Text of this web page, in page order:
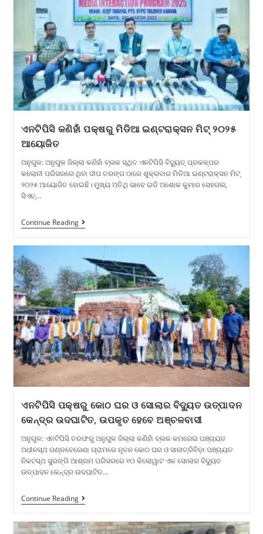
ଏନଟିପିସି କଣିହାଁ ପକ୍ଷରୁ ମିଡିଆ ଇଣ୍ଟରାକ୍ସନ ମିଟ୍ ୨୦୨୫
ଆୟୋଜିତ
ଅନୁଗୁଳ: ଅନୁଗୁଳ ଜିଲ୍ଲା କଣିହାଁ ବ୍ଲକ ସ୍ଥିତ ଏନଟିପିସି ବିଦ୍ୟୁତ୍ ପ୍ରକଳ୍ପର
କଲୋନୀ ପରିସରରେ ଥିବା ଦୀପ ତରଙ୍ଗ ଠାରେ ଶୁକ୍ରବାର ମିଡିଆ ଇଣ୍ଟରାକ୍ସନ ମିଟ୍
୨୦୨୫ ଆୟୋଜିତ ହୋଇଛି। ମୁଖ୍ୟ ଅତିଥି ଭାବେ ଇଡି ଅଶୋକ କୁମାର ସେହଗଲ,
ସିଏଚ୍…
Continue Reading
ଏନଟିପିସି ପକ୍ଷରୁ କୋଠ ଘର ଓ ସୋଲାର ବିଦ୍ୟୁତ ଉତ୍ପାଦନ
କେନ୍ଦ୍ର ଉଦଘାଟିତ, ଉପକୃତ ହେବେ ଅଞ୍ଚଳବାସୀ
ଅନୁଗୁଳ: ଏନଟିପିସି ତରଫରୁ ଅନୁଗୁଳ ଜିଲ୍ଲା କଣିହାଁ ବ୍ଲକ କମରେଇ ପଞ୍ଚାୟତ
ଅଧୀନସ୍ଥ ଗଣ୍ଡବେରେଣା ଗ୍ରାମରେ ନୂତନ କୋଠ ଘର ଓ ସାନାତ୍ରିବିଡ଼ା ପଞ୍ଚାୟତ
ନିକଟସ୍ଥ ସୁରଙ୍ଗି ଆଶ୍ରମ ପରିସରରେ ୧୦ କିଲୋୱାଟ ଏକ ସୋଲାର ବିଦ୍ୟୁତ
ଉତ୍ପାଦନ କେନ୍ଦ୍ର ଉଦଘାଟିତ…
Continue Reading